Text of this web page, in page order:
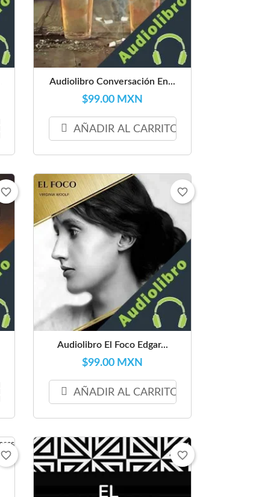
Audiolibro Conversación En...
$99.00 MXN
AÑADIR AL CARRITO
favorite_border
Audiolibro El Foco Edgar...
$99.00 MXN
AÑADIR AL CARRITO
favorite_border
favorite_border favorite_border